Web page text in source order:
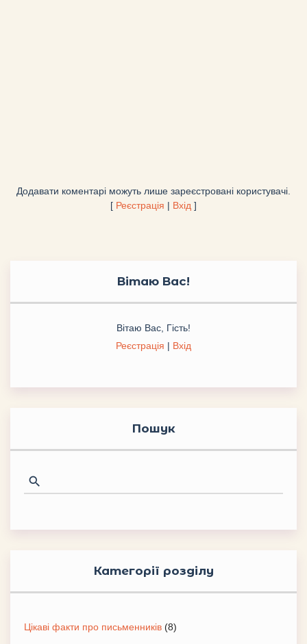
Додавати коментарі можуть лише зареєстровані користувачі.
[ Реєстрація | Вхід ]
Вітаю Вас!
Вітаю Вас Гість!
Реєстрація | Вхід
Пошук
Категорії розділу
Цікаві факти про письменників (8)